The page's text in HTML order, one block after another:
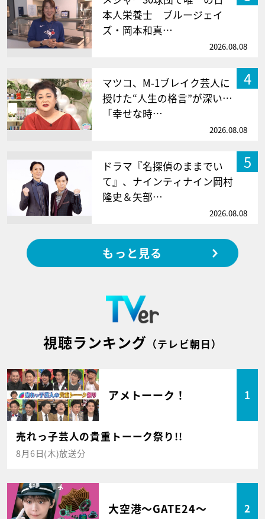
本人栄養士 ブルージェイ
ズ・岡本和真…
2026.08.08
4
マツコ、M-1ブレイク芸人に
授けた“人生の格言”が深い…
「幸せな時…
2026.08.08
5
ドラマ『名探偵のままでい
て』、ナインティナイン岡村
隆史＆矢部…
2026.08.08
もっと見る
視聴ランキング （テレビ朝日）
アメトーーク！ 1
売れっ子芸人の貴重トーーク祭り!!
8月6日(木)放送分
大空港～GATE24～ 2